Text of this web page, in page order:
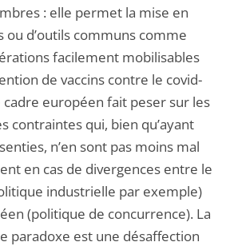
: elle permet la mise en
ou d’outils communs comme
facilement mobilisables
de vaccins contre le covid-
cadre européen fait peser sur les
contraintes qui, bien qu’ayant
n’en sont pas moins mal
en cas de divergences entre le
industrielle par exemple)
(politique de concurrence). La
paradoxe est une désaffection